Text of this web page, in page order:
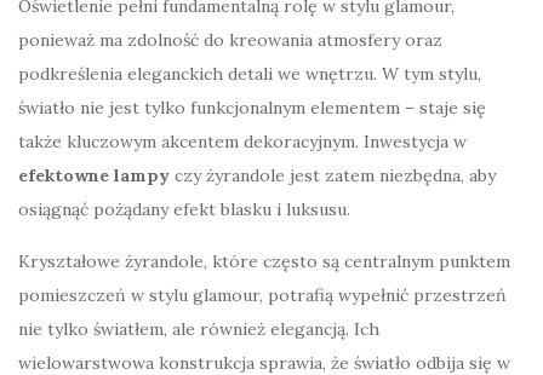
Oświetlenie pełni fundamentalną rolę w stylu glamour,
ponieważ ma zdolność do kreowania atmosfery oraz
podkreślenia eleganckich detali we wnętrzu. W tym stylu,
światło nie jest tylko funkcjonalnym elementem – staje się
także kluczowym akcentem dekoracyjnym. Inwestycja w
efektowne lampy czy żyrandole jest zatem niezbędna, aby
osiągnąć pożądany efekt blasku i luksusu.
Kryształowe żyrandole, które często są centralnym punktem
pomieszczeń w stylu glamour, potrafią wypełnić przestrzeń
nie tylko światłem, ale również elegancją. Ich
wielowarstwowa konstrukcja sprawia, że światło odbija się w